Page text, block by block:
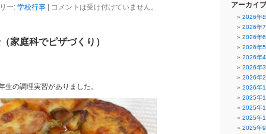
ー: 学校行事| コメントは受け付けていません。
家庭科でピザづくり）
生の調理実習がありました。
アーカイブ
2026年8
2026年7
2026年6
2026年5
2026年4
2026年3
2026年2
2026年1
2025年
2025年
2025年
2025年9